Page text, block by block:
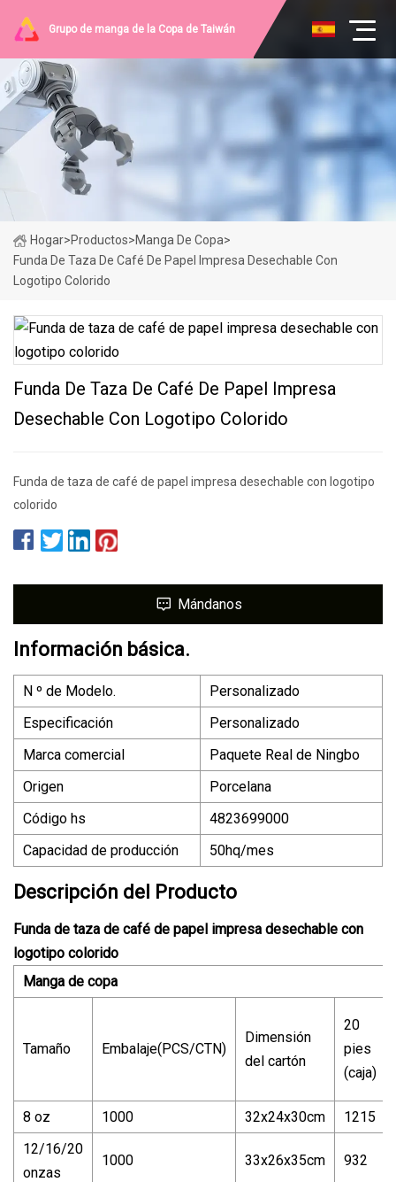
Grupo de manga de la Copa de Taiwán
Hogar>Productos>Manga De Copa>
Funda De Taza De Café De Papel Impresa Desechable Con
Logotipo Colorido
Funda De Taza De Café De Papel Impresa
Desechable Con Logotipo Colorido
Funda de taza de café de papel impresa desechable con logotipo
colorido
Mándanos
Información básica.
N º de Modelo.
Personalizado
Especificación
Personalizado
Marca comercial
Paquete Real de Ningbo
Origen
Porcelana
Código hs
4823699000
Capacidad de producción
50hq/mes
Descripción del Producto
Funda de taza de café de papel impresa desechable con
logotipo colorido
Manga de copa
Tamaño Embalaje(PCS/CTN)
Dimensión
del cartón
20
pies
(caja)
8 oz
1000 32x24x30cm 1215
12/16/20
onzas
1000 33x26x35cm 932